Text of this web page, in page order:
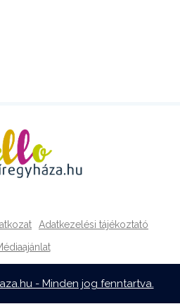
Adatkezelési tájékoztató
- Minden jog fenntartva.